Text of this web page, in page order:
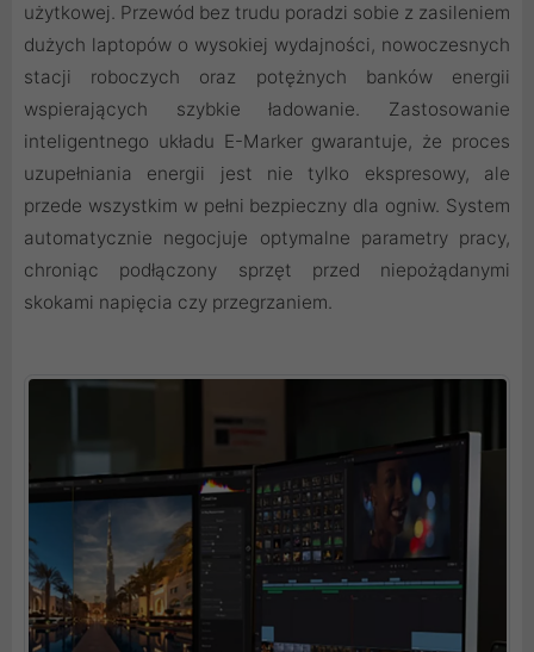
użytkowej. Przewód bez trudu poradzi sobie z zasileniem
dużych laptopów o wysokiej wydajności, nowoczesnych
stacji roboczych oraz potężnych banków energii
wspierających szybkie ładowanie. Zastosowanie
inteligentnego układu E-Marker gwarantuje, że proces
uzupełniania energii jest nie tylko ekspresowy, ale
przede wszystkim w pełni bezpieczny dla ogniw. System
automatycznie negocjuje optymalne parametry pracy,
chroniąc podłączony sprzęt przed niepożądanymi
skokami napięcia czy przegrzaniem.